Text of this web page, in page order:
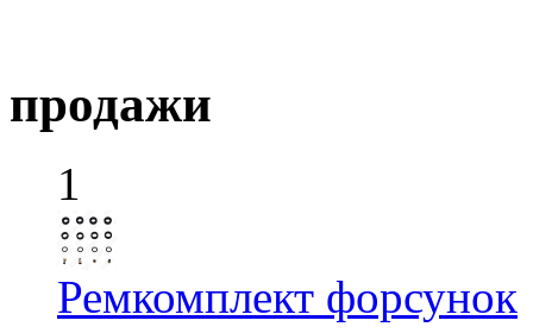
продажи
1
Ремкомплект форсунок